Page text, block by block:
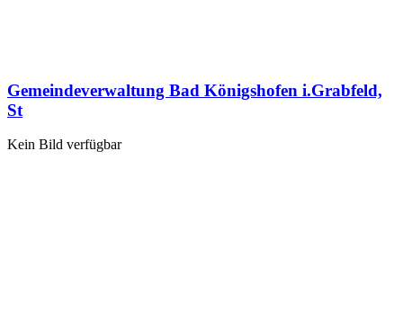
Gemeindeverwaltung Bad Königshofen i.Grabfeld,
St
Kein Bild verfügbar